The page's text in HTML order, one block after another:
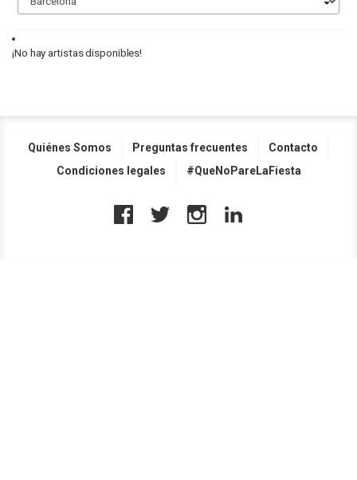
¡No hay artistas disponibles!
Quiénes Somos Preguntas frecuentes
Contacto
Condiciones legales
#QueNoPareLaFiesta